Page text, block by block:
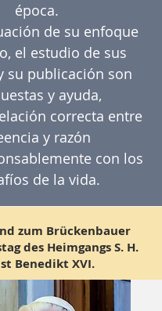
época.
de su enfoque
el estudio de sus
su publicación son
y ayuda,
correcta entre
y razón
con los
de la vida.
zum Brückenbauer
des Heimgangs S. H.
Benedikt XVI.